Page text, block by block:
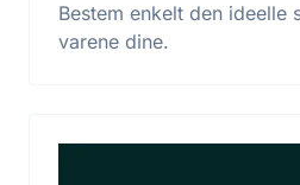
Bestem enkelt den ideelle
varene dine.